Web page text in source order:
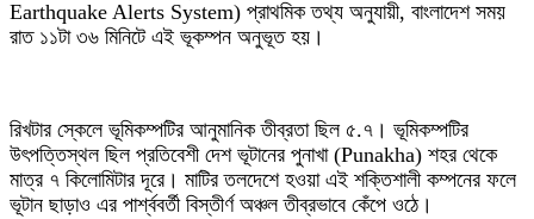
Earthquake Alerts System) প্রাথমিক তথ্য অনুযায়ী, বাংলাদেশ সময়
রাত ১১টা ৩৬ মিনিটে এই ভূকম্পন অনুভূত হয়।
রিখটার স্কেলে ভূমিকম্পটির আনুমানিক তীব্রতা ছিল ৫.৭। ভূমিকম্পটির
উৎপত্তিস্থল ছিল প্রতিবেশী দেশ ভূটানের পুনাখা (Punakha) শহর থেকে
মাত্র ৭ কিলোমিটার দূরে। মাটির তলদেশে হওয়া এই শক্তিশালী কম্পনের ফলে
ভূটান ছাড়াও এর পার্শ্ববর্তী বিস্তীর্ণ অঞ্চল তীব্রভাবে কেঁপে ওঠে।